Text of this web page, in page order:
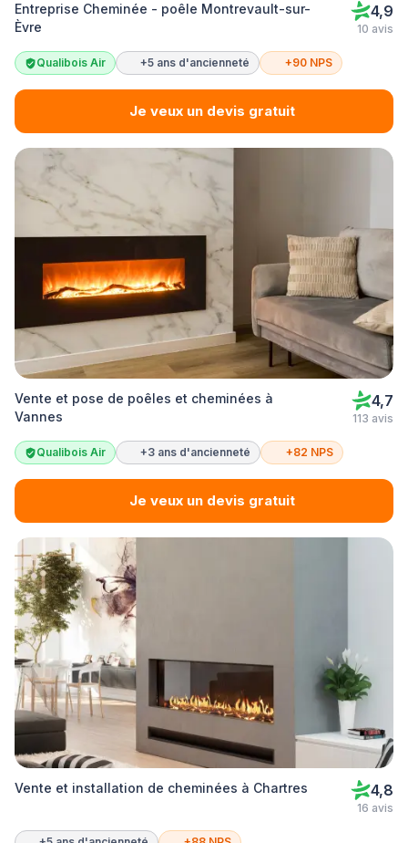
Entreprise Cheminée - poêle Montrevault-sur-
Èvre
4,9
10 avis
Qualibois Air +5 ans d'ancienneté +90 NPS
Je veux un devis gratuit
Vente et pose de poêles et cheminées à
Vannes
4,7
113 avis
Qualibois Air +3 ans d'ancienneté +82 NPS
Je veux un devis gratuit
Vente et installation de cheminées à Chartres 4,8
16 avis